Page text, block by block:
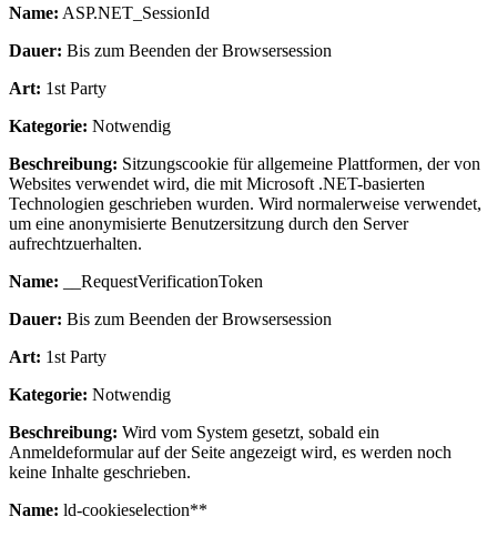
Name: ASP.NET_SessionId
Dauer: Bis zum Beenden der Browsersession
Art: 1st Party
Kategorie: Notwendig
Beschreibung: Sitzungscookie für allgemeine Plattformen, der von
Websites verwendet wird, die mit Microsoft .NET-basierten
Technologien geschrieben wurden. Wird normalerweise verwendet,
um eine anonymisierte Benutzersitzung durch den Server
aufrechtzuerhalten.
Name: __RequestVerificationToken
Dauer: Bis zum Beenden der Browsersession
Art: 1st Party
Kategorie: Notwendig
Beschreibung: Wird vom System gesetzt, sobald ein
Anmeldeformular auf der Seite angezeigt wird, es werden noch
keine Inhalte geschrieben.
Name: ld-cookieselection**